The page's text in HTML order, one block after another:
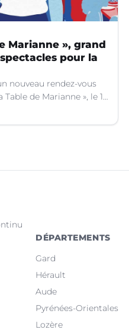
Marianne », grand
pour la
nouveau rendez-vous
de Marianne », le 13
DÉPARTEMENTS
Gard
Hérault
Aude
Pyrénées-Orientales
Lozère